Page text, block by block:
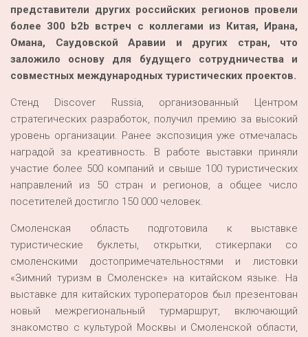
представители других российских регионов провели
более 300 b2b встреч с коллегами из Китая, Ирана,
Омана, Саудовской Аравии и других стран, что
заложило основу для будущего сотрудничества и
совместных международных туристических проектов.
Стенд Discover Russia, организованный Центром
стратегических разработок, получил премию за высокий
уровень организации. Ранее экспозиция уже отмечалась
наградой за креативность. В работе выставки приняли
участие более 500 компаний и свыше 100 туристических
направлений из 50 стран и регионов, а общее число
посетителей достигло 150 000 человек.
Смоленская область подготовила к выставке
туристические буклеты, открытки, стикерпаки со
смоленскими достопримечательностями и листовки
«Зимний туризм в Смоленске» на китайском языке. На
выставке для китайских туроператоров был презентован
новый межрегиональный турмаршрут, включающий
знакомство с культурой Москвы и Смоленской области,